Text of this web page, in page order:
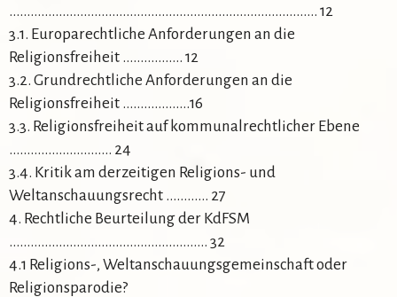
…………………………………………………………………………… 12
3.1. Europarechtliche Anforderungen an die
Religionsfreiheit …………….. 12
3.2. Grundrechtliche Anforderungen an die
Religionsfreiheit ……………….16
3.3. Religionsfreiheit auf kommunalrechtlicher Ebene
……………………….. 24
3.4. Kritik am derzeitigen Religions- und
Weltanschauungsrecht ………… 27
4. Rechtliche Beurteilung der KdFSM
……………………………………………….. 32
4.1 Religions-, Weltanschauungsgemeinschaft oder
Religionsparodie?